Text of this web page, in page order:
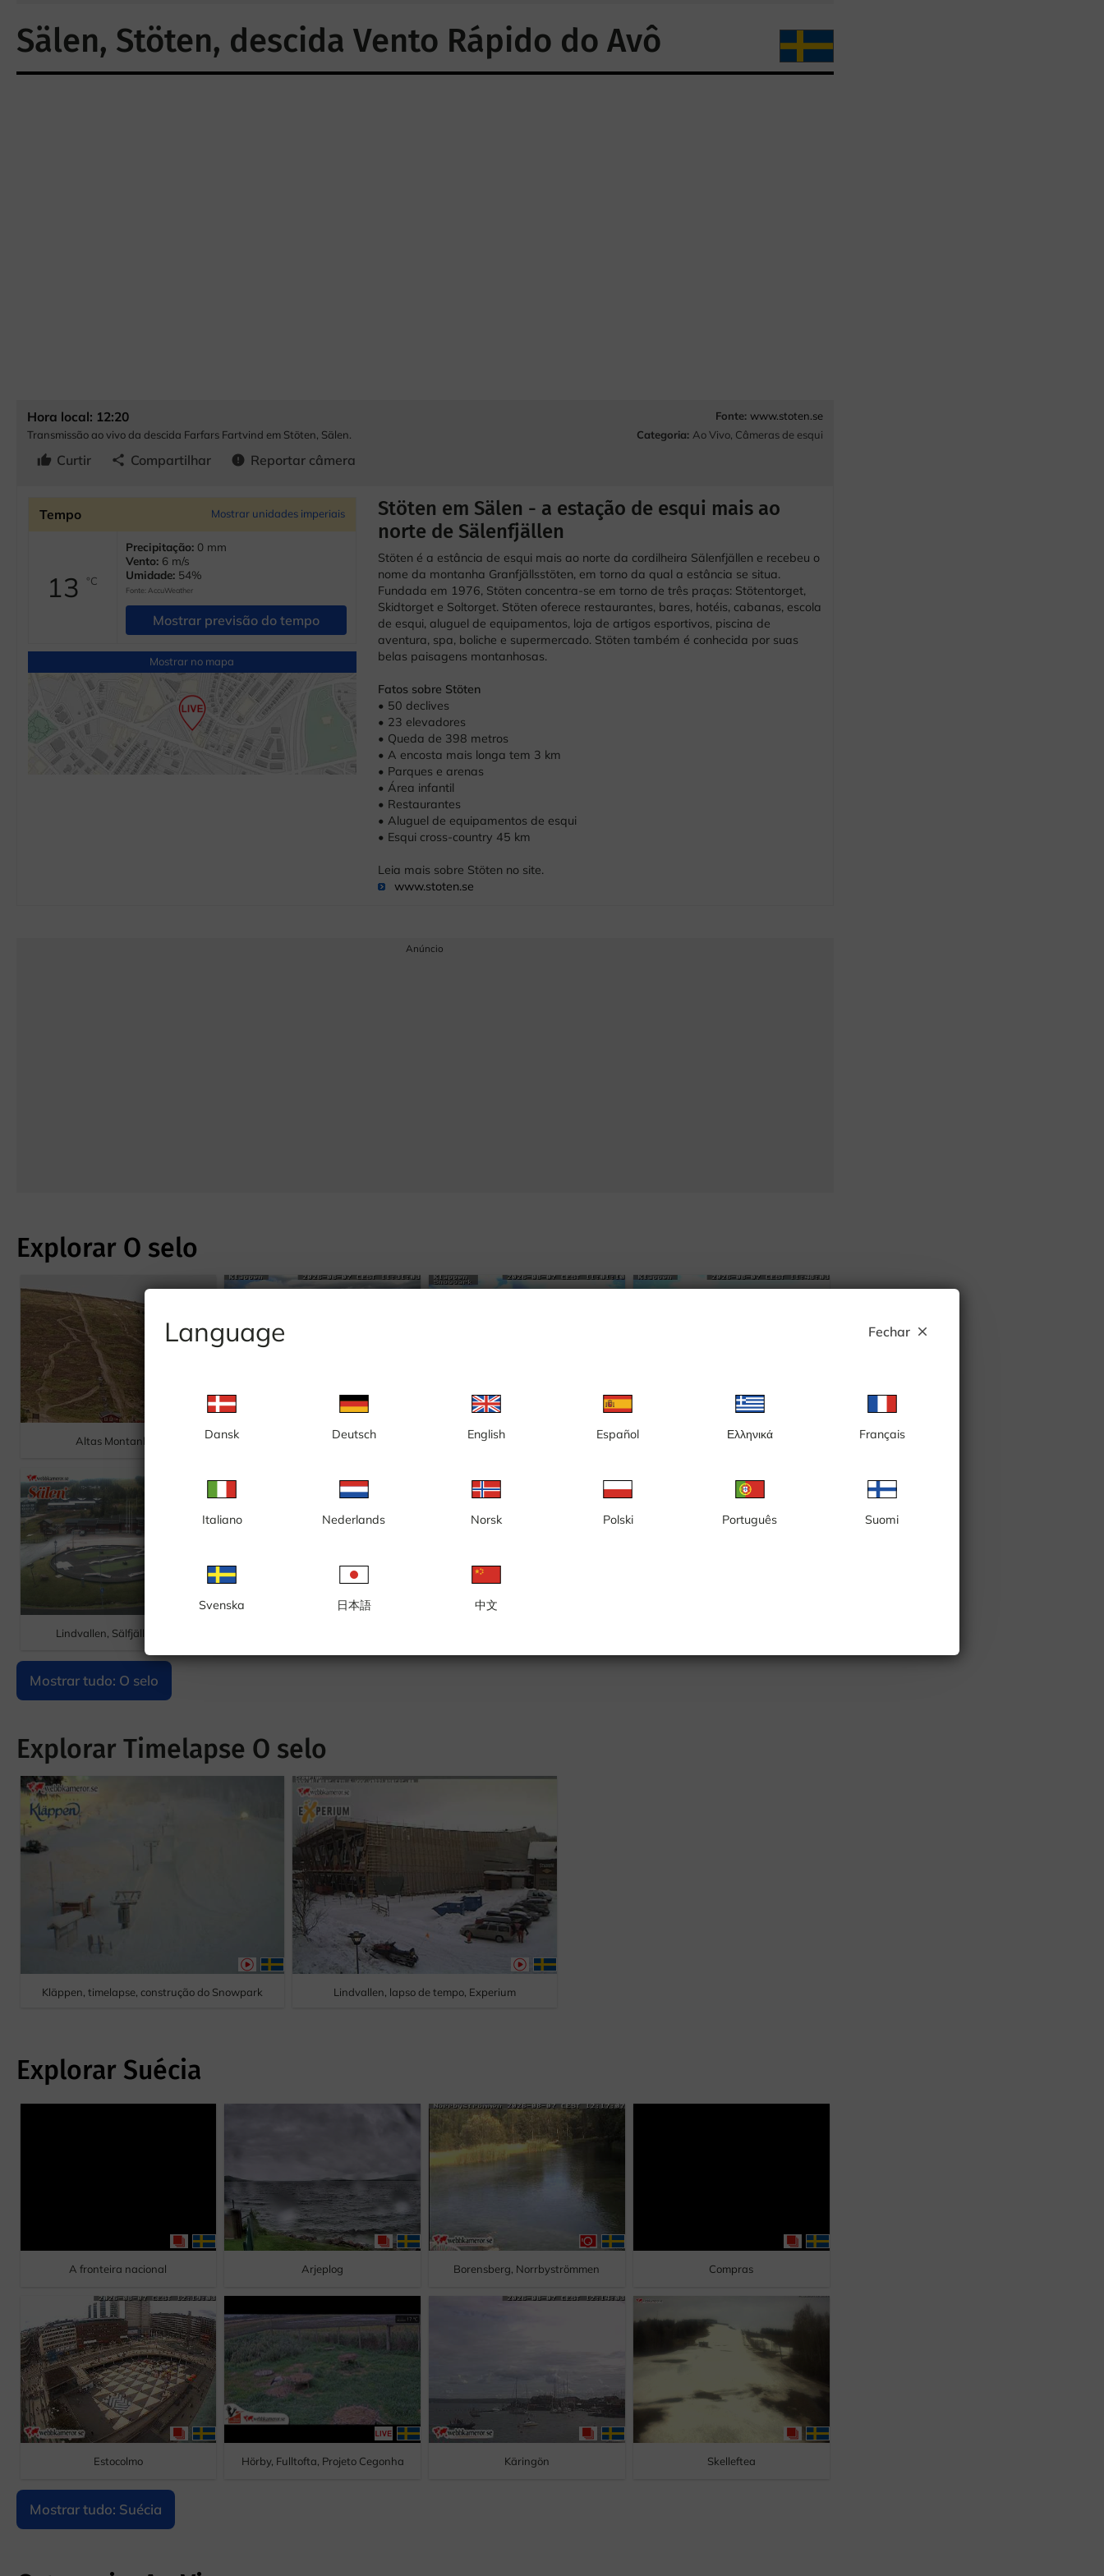
Language Fechar close
Dansk Deutsch English Español Ελληνικά Français
Italiano Nederlands Norsk Polski Português Suomi
Svenska 日本語 中文
Sälen, Stöten, descida Vento Rápido do Avô
Hora local: 12:20
Transmissão ao vivo da descida Farfars Fartvind em Stöten, Sälen.
thumb_up Curtir share Compartilhar error Reportar câmera
Fonte: www.stoten.se
Categoria: Ao Vivo, Câmeras de esqui
Tempo Mostrar unidades imperiais
13°C
Precipitação: 0 mm
Vento: 6 m/s
Umidade: 54%
Fonte: AccuWeather
Mostrar previsão do tempo
Mostrar no mapa
Stöten em Sälen - a estação de esqui mais ao
norte de Sälenfjällen
Stöten é a estância de esqui mais ao norte da cordilheira Sälenfjällen e recebeu o
nome da montanha Granfjällsstöten, em torno da qual a estância se situa.
Fundada em 1976, Stöten concentra-se em torno de três praças: Stötentorget,
Skidtorget e Soltorget. Stöten oferece restaurantes, bares, hotéis, cabanas, escola
de esqui, aluguel de equipamentos, loja de artigos esportivos, piscina de
aventura, spa, boliche e supermercado. Stöten também é conhecida por suas
belas paisagens montanhosas.
Fatos sobre Stöten
• 50 declives
• 23 elevadores
• Queda de 398 metros
• A encosta mais longa tem 3 km
• Parques e arenas
• Área infantil
• Restaurantes
• Aluguel de equipamentos de esqui
• Esqui cross-country 45 km
Leia mais sobre Stöten no site.
www.stoten.se
Anúncio
Explorar O selo
Altas Montanhas Kläppen, a cabine superior Kläppen, área infantil Kläppen, Tranantorget
Lindvallen, Sälfjällstorget
Mostrar tudo: O selo
Explorar Timelapse O selo
Kläppen, timelapse, construção do Snowpark Lindvallen, lapso de tempo, Experium
Explorar Suécia
A fronteira nacional Arjeplog Borensberg, Norrbyströmmen Compras
Estocolmo Hörby, Fulltofta, Projeto Cegonha Käringön Skelleftea
Mostrar tudo: Suécia